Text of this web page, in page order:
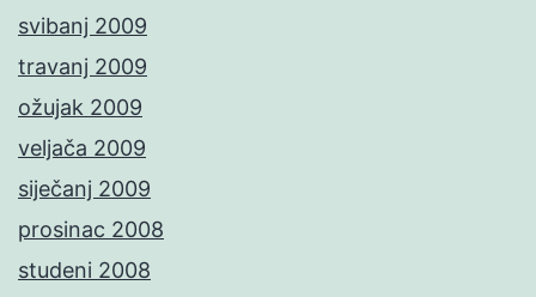
svibanj 2009
travanj 2009
ožujak 2009
veljača 2009
siječanj 2009
prosinac 2008
studeni 2008